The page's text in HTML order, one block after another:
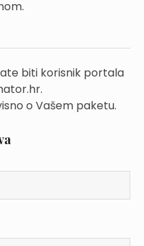
biti korisnik portala
o Vašem paketu.